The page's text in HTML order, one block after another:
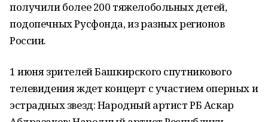
получили более 200 тяжелобольных детей,
подопечных Русфонда, из разных регионов
России.
1 июня зрителей Башкирского спутникового
телевидения ждет концерт с участием оперных и
эстрадных звезд: Народный артист РБ Аскар